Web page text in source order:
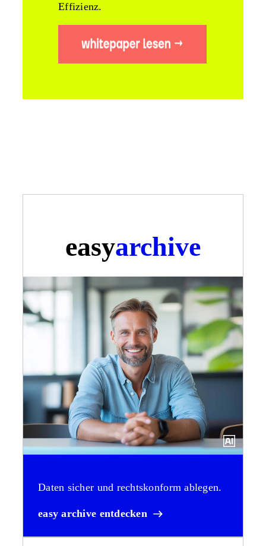
Effizienz.
easyarchive
Daten sicher und rechtskonform ablegen.
easy archive entdecken